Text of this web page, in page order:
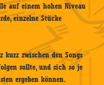
auf einem hohen Niveau
einzelne Stücke
kurz zwischen den Songs
sollte, und sich so je
ergeben können.